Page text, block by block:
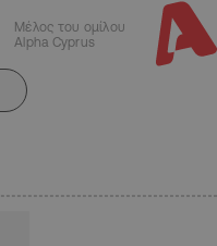
Μέλος του ομίλου
Alpha Cyprus